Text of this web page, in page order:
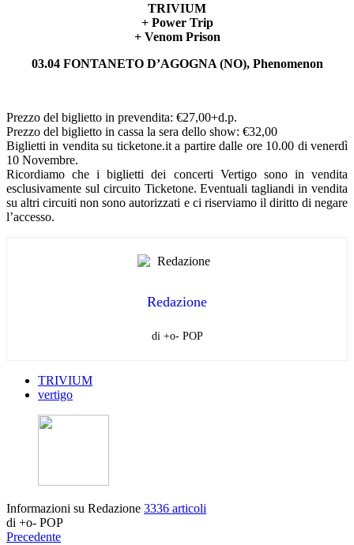
TRIVIUM
+ Power Trip
+ Venom Prison
03.04 FONTANETO D’AGOGNA (NO), Phenomenon
Prezzo del biglietto in prevendita: €27,00+d.p.
Prezzo del biglietto in cassa la sera dello show: €32,00
Biglietti in vendita su ticketone.it a partire dalle ore 10.00 di venerdì
10 Novembre.
Ricordiamo che i biglietti dei concerti Vertigo sono in vendita
esclusivamente sul circuito Ticketone. Eventuali tagliandi in vendita
su altri circuiti non sono autorizzati e ci riserviamo il diritto di negare
l’accesso.
Redazione
di +o- POP
TRIVIUM
vertigo
Informazioni su Redazione 3336 articoli
di +o- POP
Precedente